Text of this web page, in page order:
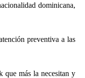
dominicana,
preventiva a las
que más la necesitan y